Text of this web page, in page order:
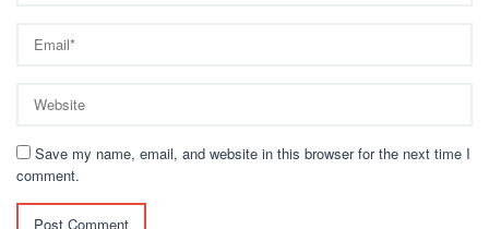
Save my name, email, and website in this browser for the next time I
comment.